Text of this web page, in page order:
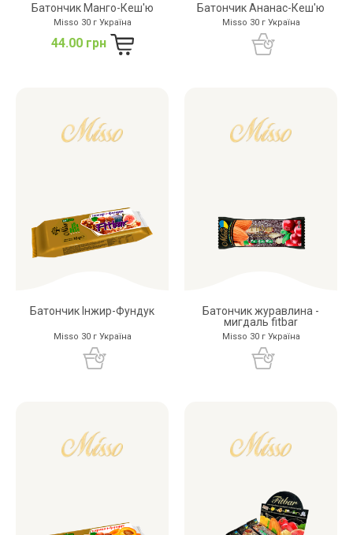
Батончик Манго-Кеш'ю
Misso 30 г Україна
44.00 грн
Батончик Ананас-Кеш'ю
Misso 30 г Україна
Батончик Інжир-Фундук
Misso 30 г Україна
Батончик журавлина -
мигдаль fitbar
Misso 30 г Україна